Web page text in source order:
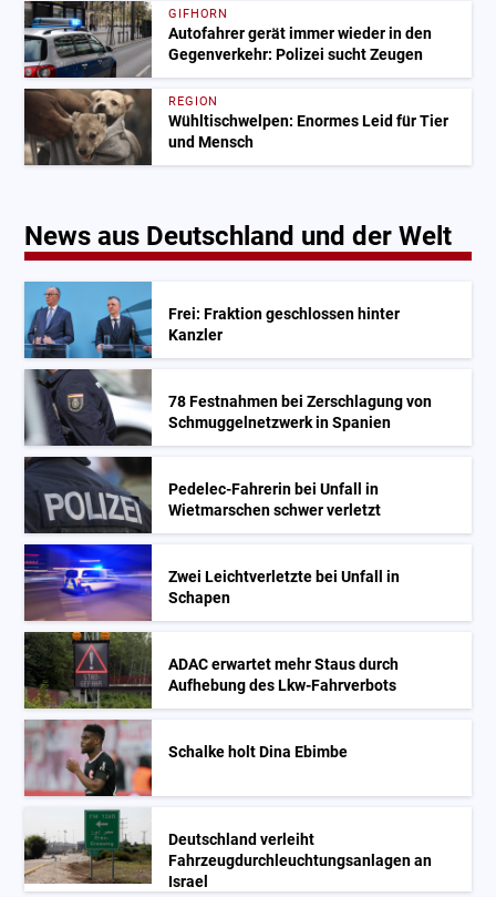
GIFHORN
Autofahrer gerät immer wieder in den
Gegenverkehr: Polizei sucht Zeugen
REGION
Wühltischwelpen: Enormes Leid für Tier
und Mensch
News aus Deutschland und der Welt
Frei: Fraktion geschlossen hinter
Kanzler
78 Festnahmen bei Zerschlagung von
Schmuggelnetzwerk in Spanien
Pedelec-Fahrerin bei Unfall in
Wietmarschen schwer verletzt
Zwei Leichtverletzte bei Unfall in
Schapen
ADAC erwartet mehr Staus durch
Aufhebung des Lkw-Fahrverbots
Schalke holt Dina Ebimbe
Deutschland verleiht
Fahrzeugdurchleuchtungsanlagen an
Israel